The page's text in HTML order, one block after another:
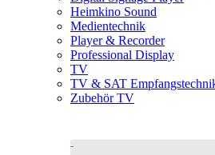
Heimkino Sound
Medientechnik
Player & Recorder
Professional Display
TV
TV & SAT
Zubehör TV